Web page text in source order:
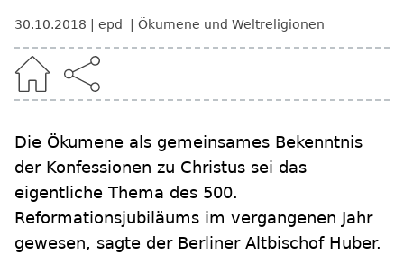
30.10.2018 epd Ökumene und Weltreligionen
Die Ökumene als gemeinsames Bekenntnis
der Konfessionen zu Christus sei das
eigentliche Thema des 500.
Reformationsjubiläums im vergangenen Jahr
gewesen, sagte der Berliner Altbischof Huber.